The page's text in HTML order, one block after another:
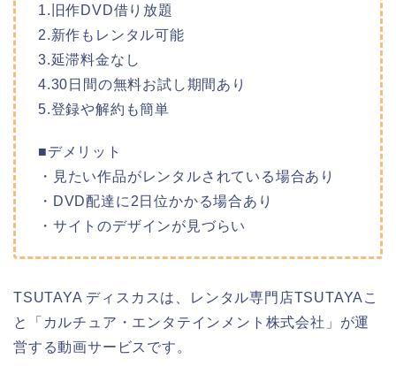
1.旧作DVD借り放題
2.新作もレンタル可能
3.延滞料金なし
4.30日間の無料お試し期間あり
5.登録や解約も簡単
■デメリット
・見たい作品がレンタルされている場合あり
・DVD配達に2日位かかる場合あり
・サイトのデザインが見づらい
TSUTAYA ディスカスは、レンタル専門店TSUTAYAこ
と「カルチュア・エンタテインメント株式会社」が運
営する動画サービスです。